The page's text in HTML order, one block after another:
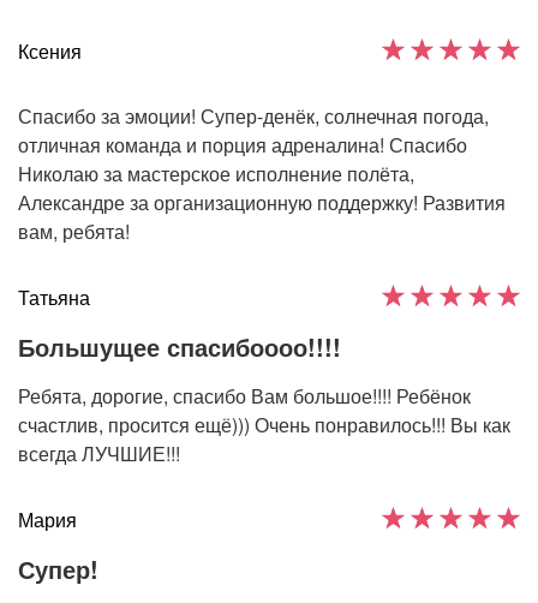
Ксения
Спасибо за эмоции! Супер-денёк, солнечная погода,
отличная команда и порция адреналина! Спасибо
Николаю за мастерское исполнение полёта,
Александре за организационную поддержку! Развития
вам, ребята!
Татьяна
Большущее спасибоооо!!!!
Ребята, дорогие, спасибо Вам большое!!!! Ребёнок
счастлив, просится ещё))) Очень понравилось!!! Вы как
всегда ЛУЧШИЕ!!!
Мария
Супер!